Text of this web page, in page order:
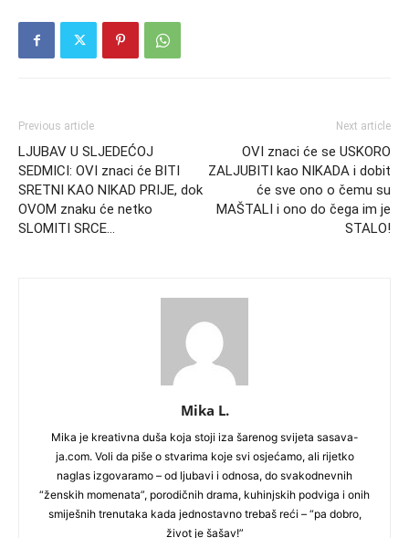
Previous article
LJUBAV U SLJEDEĆOJ
SEDMICI: OVI znaci će BITI
SRETNI KAO NIKAD PRIJE, dok
OVOM znaku će netko
SLOMITI SRCE…
Next article
OVI znaci će se USKORO
ZALJUBITI kao NIKADA i dobit
će sve ono o čemu su
MAŠTALI i ono do čega im je
STALO!
Mika L.
Mika je kreativna duša koja stoji iza šarenog svijeta sasava-
ja.com. Voli da piše o stvarima koje svi osjećamo, ali rijetko
naglas izgovaramo – od ljubavi i odnosa, do svakodnevnih
“ženskih momenata”, porodičnih drama, kuhinjskih podviga i onih
smiješnih trenutaka kada jednostavno trebaš reći – “pa dobro,
život je šašav!”